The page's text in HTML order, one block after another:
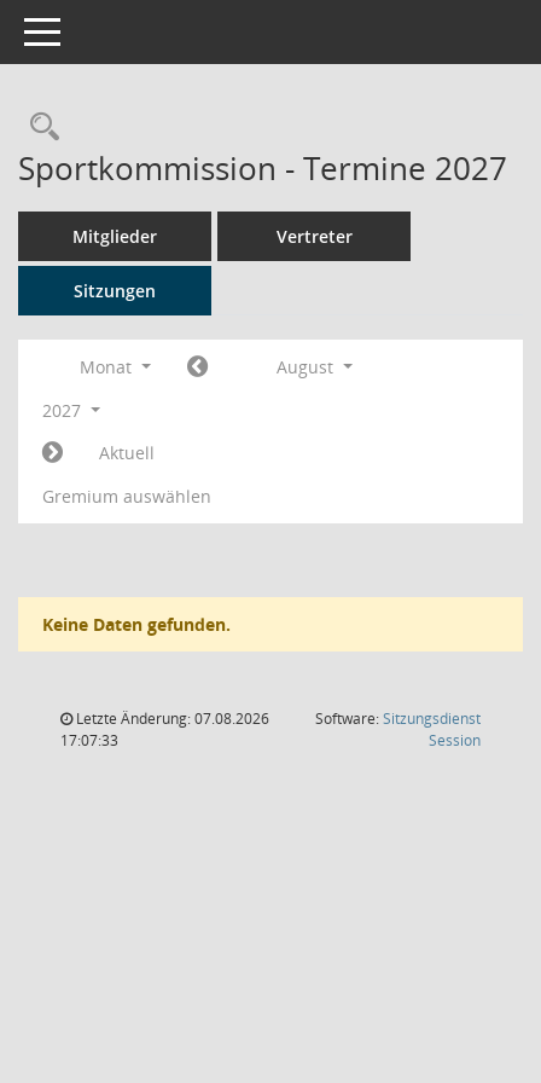
Toggle navigation
Rechercheauswahl
Sportkommission - Termine 2027
Mitglieder Vertreter
Sitzungen
Monat
August
2027
Aktuell
Gremium auswählen
Keine Daten gefunden.
Letzte Änderung: 07.08.2026
17:07:33
Software:Sitzungsdienst
Session(Wird in